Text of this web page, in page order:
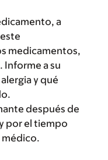
a
medicamentos,
Informe a su
y qué
después de
por el tiempo
médico.